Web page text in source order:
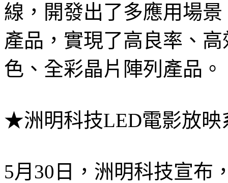
線，開發出了多應用場
產品，實現了高良率、
色、全彩晶片陣列產品。
★洲明科技LED電影放映
5月30日，洲明科技宣布